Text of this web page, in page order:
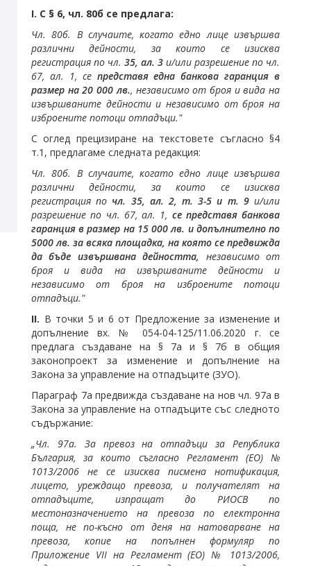
I. С § 6, чл. 80б се предлага:
Чл. 80б. В случаите, когато едно лице извършва
различни дейности, за които се изисква
регистрация по чл. 35, ал. 3 и/или разрешение по чл.
67, ал. 1, се представя една банкова гаранция в
размер на 20 000 лв., независимо от броя и вида на
извършваните дейности и независимо от броя на
изброените потоци отпадъци."
С оглед прецизиране на текстовете съгласно §4
т.1, предлагаме следната редакция:
Чл. 80б. В случаите, когато едно лице извършва
различни дейности, за които се изисква
регистрация по чл. 35, ал. 2, т. 3-5 и т. 9и/или
разрешение по чл. 67, ал. 1, се представя банкова
гаранция в размер на 15 000 лв. и допълнително по
5000 лв. за всяка площадка, на която се предвижда
да бъде извършвана дейността, независимо от
броя и вида на извършваните дейности и
независимо от броя на изброените потоци
отпадъци."
II. В точки 5 и 6 от Предложение за изменение и
допълнение вх. № 054-04-125/11.06.2020 г. се
предлага създаване на § 7а и § 7б в общия
законопроект за изменение и допълнение на
Закона за управление на отпадъците (ЗУО).
Параграф 7а предвижда създаване на нов чл. 97а в
Закона за управление на отпадъците със следното
съдържание:
„Чл. 97а. За превоз на отпадъци за Република
България, за които съгласно Регламент (ЕО) №
1013/2006 не се изисква писмена нотификация,
лицето, уреждащо превоза, и получателят на
отпадъците, изпращат до РИОСВ по
местоназначението на превоза по електронна
поща, не по-късно от деня на натоварване на
превоза, копие на попълнен формуляр по
Приложение VIIна Регламент (ЕО) № 1013/2006,